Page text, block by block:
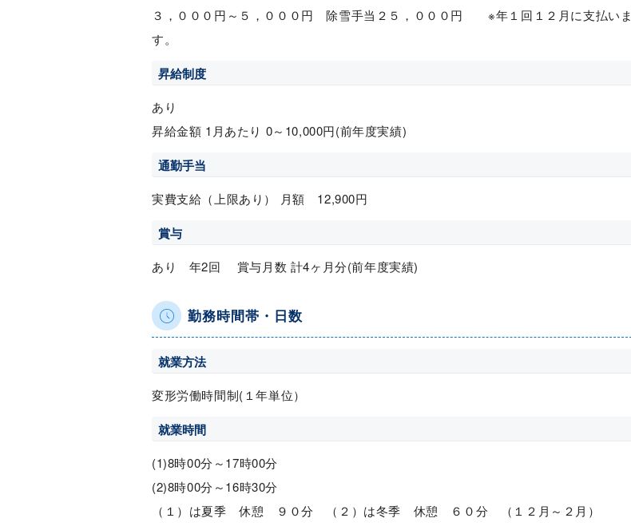
３，０００円～５，０００円 除雪手当２５，０００円 ※年１回１２月に支払いま
す。
昇給制度
あり
昇給金額 1月あたり 0～10,000円(前年度実績)
通勤手当
実費支給（上限あり） 月額 12,900円
賞与
あり 年2回 賞与月数 計4ヶ月分(前年度実績)
勤務時間帯・日数
就業方法
変形労働時間制(１年単位）
就業時間
(1)8時00分～17時00分
(2)8時00分～16時30分
（１）は夏季 休憩 ９０分 （２）は冬季 休憩 ６０分 （１２月～２月）